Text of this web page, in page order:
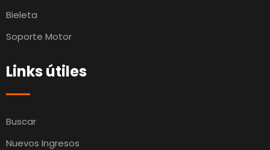
Bieleta
Soporte Motor
Links útiles
Buscar
Nuevos Ingresos